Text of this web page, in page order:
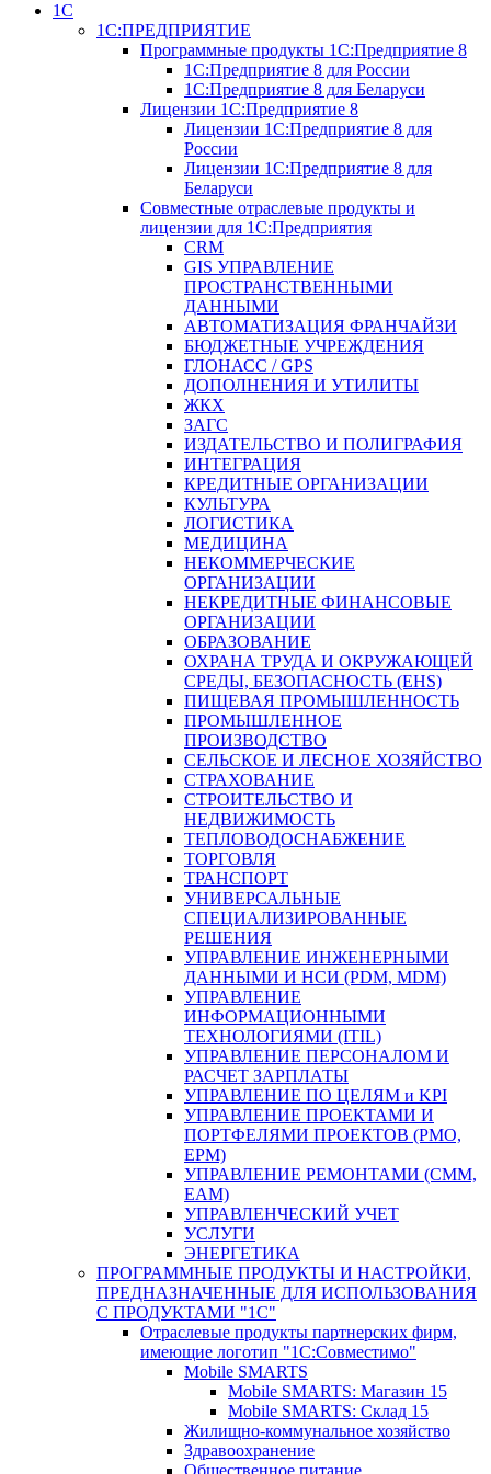
1С
1С:ПРЕДПРИЯТИЕ
Программные продукты 1С:Предприятие 8
1С:Предприятие 8 для России
1С:Предприятие 8 для Беларуси
Лицензии 1С:Предприятие 8
Лицензии 1С:Предприятие 8 для
России
Лицензии 1С:Предприятие 8 для
Беларуси
Совместные отраслевые продукты и
лицензии для 1С:Предприятия
CRM
GIS УПРАВЛЕНИЕ
ПРОСТРАНСТВЕННЫМИ
ДАННЫМИ
АВТОМАТИЗАЦИЯ ФРАНЧАЙЗИ
БЮДЖЕТНЫЕ УЧРЕЖДЕНИЯ
ГЛОНАСС / GPS
ДОПОЛНЕНИЯ И УТИЛИТЫ
ЖКХ
ЗАГС
ИЗДАТЕЛЬСТВО И ПОЛИГРАФИЯ
ИНТЕГРАЦИЯ
КРЕДИТНЫЕ ОРГАНИЗАЦИИ
КУЛЬТУРА
ЛОГИСТИКА
МЕДИЦИНА
НЕКОММЕРЧЕСКИЕ
ОРГАНИЗАЦИИ
НЕКРЕДИТНЫЕ ФИНАНСОВЫЕ
ОРГАНИЗАЦИИ
ОБРАЗОВАНИЕ
ОХРАНА ТРУДА И ОКРУЖАЮЩЕЙ
СРЕДЫ, БЕЗОПАСНОСТЬ (EHS)
ПИЩЕВАЯ ПРОМЫШЛЕННОСТЬ
ПРОМЫШЛЕННОЕ
ПРОИЗВОДСТВО
СЕЛЬСКОЕ И ЛЕСНОЕ ХОЗЯЙСТВО
СТРАХОВАНИЕ
СТРОИТЕЛЬСТВО И
НЕДВИЖИМОСТЬ
ТЕПЛОВОДОСНАБЖЕНИЕ
ТОРГОВЛЯ
ТРАНСПОРТ
УНИВЕРСАЛЬНЫЕ
СПЕЦИАЛИЗИРОВАННЫЕ
РЕШЕНИЯ
УПРАВЛЕНИЕ ИНЖЕНЕРНЫМИ
ДАННЫМИ И НСИ (PDM, MDM)
УПРАВЛЕНИЕ
ИНФОРМАЦИОННЫМИ
ТЕХНОЛОГИЯМИ (ITIL)
УПРАВЛЕНИЕ ПЕРСОНАЛОМ И
РАСЧЕТ ЗАРПЛАТЫ
УПРАВЛЕНИЕ ПО ЦЕЛЯМ и KPI
УПРАВЛЕНИЕ ПРОЕКТАМИ И
ПОРТФЕЛЯМИ ПРОЕКТОВ (PMO,
EPM)
УПРАВЛЕНИЕ РЕМОНТАМИ (CMM,
EAM)
УПРАВЛЕНЧЕСКИЙ УЧЕТ
УСЛУГИ
ЭНЕРГЕТИКА
ПРОГРАММНЫЕ ПРОДУКТЫ И НАСТРОЙКИ,
ПРЕДНАЗНАЧЕННЫЕ ДЛЯ ИСПОЛЬЗОВАНИЯ
С ПРОДУКТАМИ "1С"
Отраслевые продукты партнерских фирм,
имеющие логотип "1С:Совместимо"
Mobile SMARTS
Mobile SMARTS: Магазин 15
Mobile SMARTS: Склад 15
Жилищно-коммунальное хозяйство
Здравоохранение
Общественное питание